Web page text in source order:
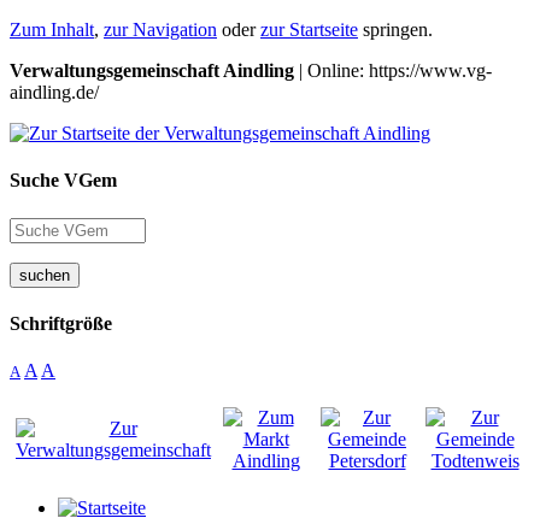
Zum Inhalt, zur Navigation oderzur Startseite springen.
Verwaltungsgemeinschaft Aindling | Online: https://www.vg-
aindling.de/
Suche VGem
suchen
Schriftgröße
A A A